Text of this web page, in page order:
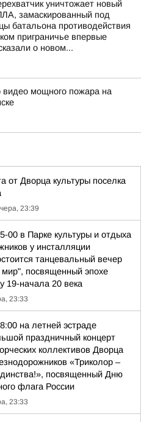
уничтожает новый
замаскированный под
батальона противодействия
приграничье впервые
о новом...
видео мощного пожара на
от Дворца культуры поселка
23:39
00 в Парке культуры и отдыха
у инсталляции
танцевальный вечер
посвященный эпохе
19-начала 20 века
23:33
на летней эстраде
праздничный концерт
коллективов Дворца
«Триколор –
посвященный Дню
флага России
23:33